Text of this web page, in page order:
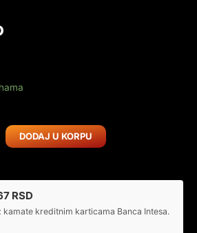
DODAJ U KORPU
RSD
kamate kreditnim karticama Banca Intesa.